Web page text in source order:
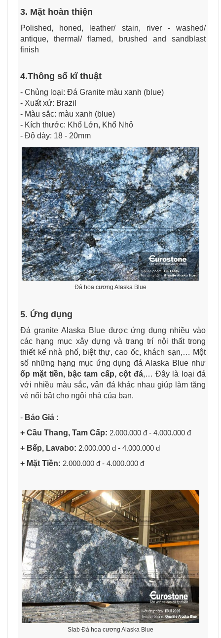
3. Mặt hoàn thiện
Polished, honed, leather/ stain, river - washed/
antique, thermal/ flamed, brushed and sandblast
finish
4.Thông số kĩ thuật
- Chủng loại: Đá Granite màu xanh (blue)
- Xuất xứ: Brazil
- Màu sắc: màu xanh (blue)
- Kích thước: Khổ Lớn, Khổ Nhỏ
- Độ dày: 18 - 20mm
Đá hoa cương Alaska Blue
5. Ứng dụng
Đá granite Alaska Blue được ứng dụng nhiều vào
các hạng mục xây dựng và trang trí nội thất trong
thiết kế nhà phố, biệt thự, cao ốc, khách sạn,… Một
số những hạng mục ứng dụng đá Alaska Blue như
ốp mặt tiền, bậc tam cấp, cột đá,… Đây là loại đá
với nhiều màu sắc, vân đá khác nhau giúp làm tăng
vẻ nổi bật cho ngôi nhà của bạn.
- Báo Giá :
+ Cầu Thang, Tam Cấp: 2.000.000 đ - 4.000.000 đ
+ Bếp, Lavabo: 2.000.000 đ - 4.000.000 đ
+ Mặt Tiền: 2.000.000 đ - 4.000.000 đ
Slab Đá hoa cương Alaska Blue